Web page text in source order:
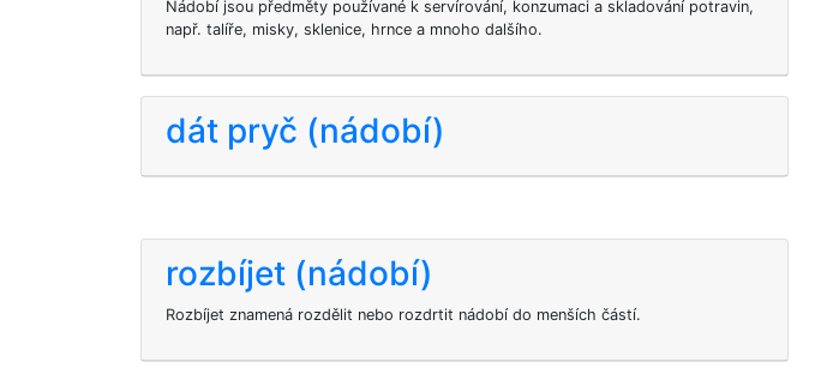
Nádobí jsou předměty používané k servírování, konzumaci a skladování potravin,
např. talíře, misky, sklenice, hrnce a mnoho dalšího.
dát pryč (nádobí)
rozbíjet (nádobí)
Rozbíjet znamená rozdělit nebo rozdrtit nádobí do menších částí.